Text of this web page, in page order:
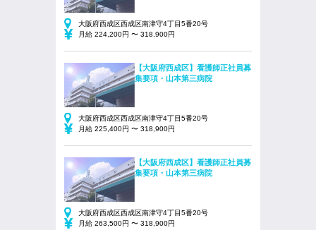
大阪府西成区西成区南津守4丁目5番20号
月給 224,200円 〜 318,900円
【大阪府西成区】看護師正社員募
集要項・山本第三病院
大阪府西成区西成区南津守4丁目5番20号
月給 225,400円 〜 318,900円
【大阪府西成区】看護師正社員募
集要項・山本第三病院
大阪府西成区西成区南津守4丁目5番20号
月給 263,500円 〜 318,900円